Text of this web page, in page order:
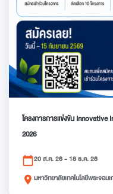
โครงการการแข่งขัน
2026
calendar_today20 ส.ค. 26 - 18 ธ.ค. 26
place มหาวิทยาลัยเทคโนโลยีพระจอม